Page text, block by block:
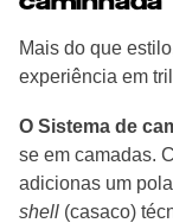
Mais do que
experiência em
O Sistema de
se em camadas.
adicionas um
shell (casaco)